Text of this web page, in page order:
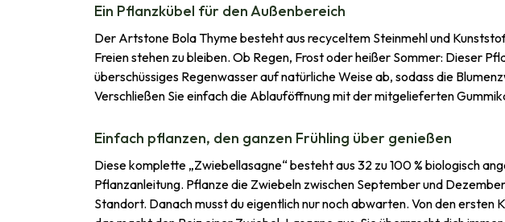
Ein Pflanzkübel für den Außenbereich
Der Artstone Bola Thyme besteht aus recyceltem Steinmehl und
Freien stehen zu bleiben. Ob Regen, Frost oder heißer Sommer: Dieser
überschüssiges Regenwasser auf natürliche Weise ab, sodass die
Verschließen Sie einfach die Ablauföffnung mit der mitgelieferten
Einfach pflanzen, den ganzen Frühling über genießen
Diese komplette „Zwiebellasagne“ besteht aus 32 zu 100 % biologisch
Pflanzanleitung. Pflanze die Zwiebeln zwischen September und
Standort. Danach musst du eigentlich nur noch abwarten. Von den ersten